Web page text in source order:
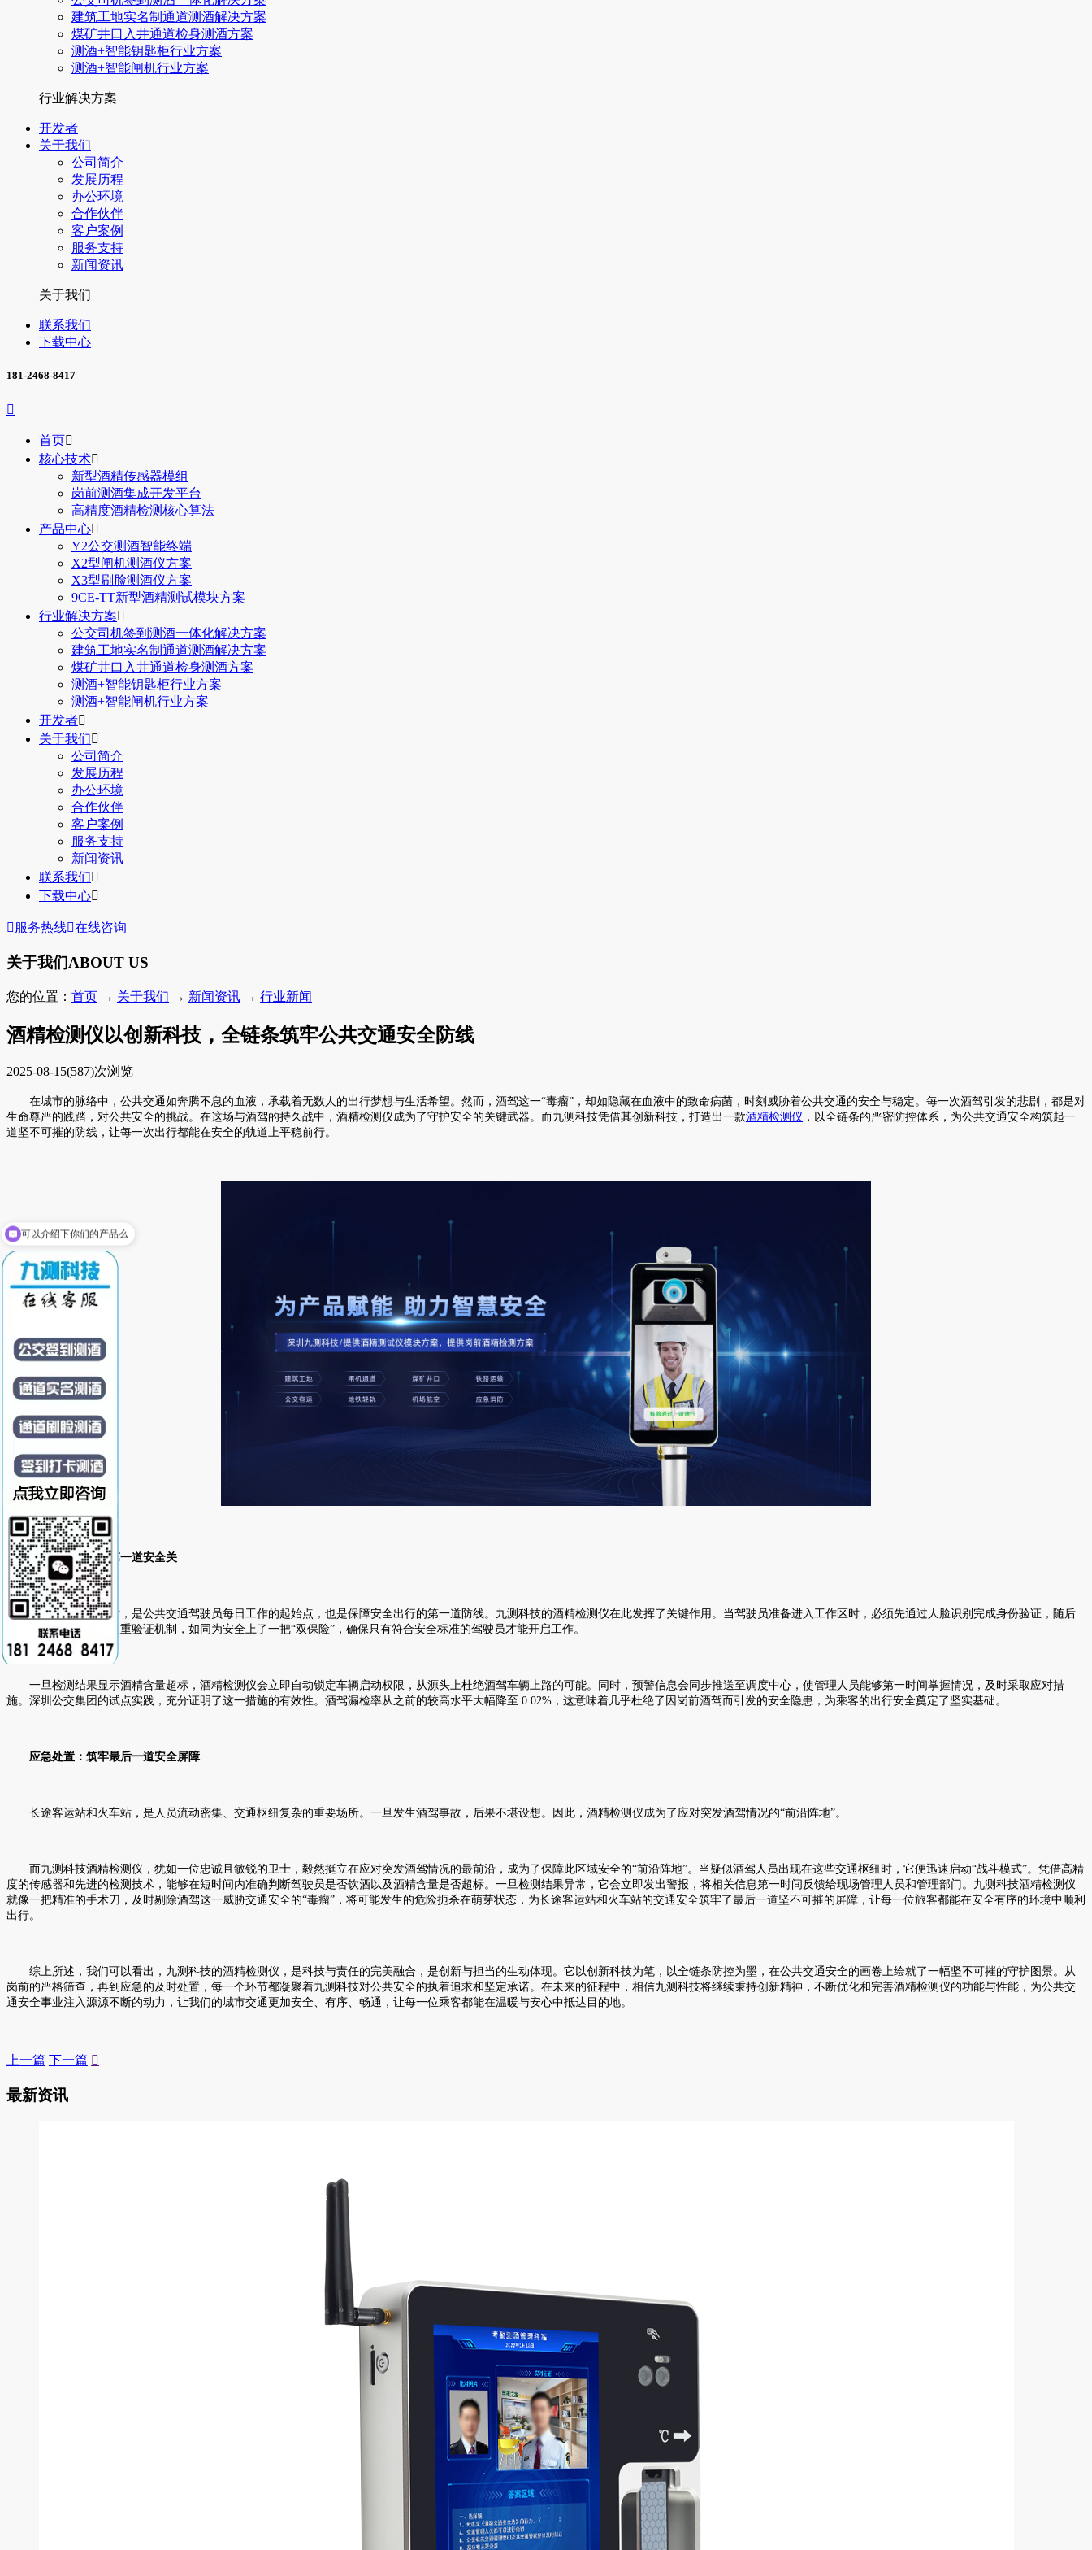
建筑工地实名制通道测酒解决方案
煤矿井口入井通道检身测酒方案
测酒+智能钥匙柜行业方案
测酒+智能闸机行业方案
行业解决方案
开发者
关于我们
公司简介
发展历程
办公环境
合作伙伴
客户案例
服务支持
新闻资讯
关于我们
联系我们
下载中心
181-2468-8417

首页
核心技术
新型酒精传感器模组
岗前测酒集成开发平台
高精度酒精检测核心算法
产品中心
Y2公交测酒智能终端
X2型闸机测酒仪方案
X3型刷脸测酒仪方案
9CE-TT新型酒精测试模块方案
行业解决方案
公交司机签到测酒一体化解决方案
建筑工地实名制通道测酒解决方案
煤矿井口入井通道检身测酒方案
测酒+智能钥匙柜行业方案
测酒+智能闸机行业方案
开发者
关于我们
公司简介
发展历程
办公环境
合作伙伴
客户案例
服务支持
新闻资讯
联系我们
下载中心
 服务热线在线咨询
关于我们ABOUT US
您的位置： 首页 → 关于我们 → 新闻资讯 → 行业新闻
酒精检测仪以创新科技，全链条筑牢公共交通安全防线
2025-08-15(587)次浏览
在城市的脉络中，公共交通如奔腾不息的血液，承载着无数人的出行梦想与生活希望。然而，酒驾这一“毒瘤”，却如隐藏在血液中的致命病菌，时刻威胁着公共交通的安全与稳定。每一次酒驾引发的悲剧，都是对
生命尊严的践踏，对公共安全的挑战。在这场与酒驾的持久战中，酒精检测仪成为了守护安全的关键武器。而九测科技凭借其创新科技，打造出一款酒精检测仪 ，以全链条的严密防控体系，为公共交通安全构筑起一
道坚不可摧的防线，让每一次出行都能在安全的轨道上平稳前行。
岗前筛查：严把第一道安全关
公交场站和地铁站，是公共交通驾驶员每日工作的起始点，也是保障安全出行的第一道防线。九测科技的酒精检测仪在此发挥了关键作用。当驾驶员准备进入工作区时，必须先通过人脸识别完成身份验证，随后
进行酒精检测。这一双重验证机制，如同为安全上了一把“双保险”，确保只有符合安全标准的驾驶员才能开启工作。
一旦检测结果显示酒精含量超标，酒精检测仪会立即自动锁定车辆启动权限，从源头上杜绝酒驾车辆上路的可能。同时，预警信息会同步推送至调度中心，使管理人员能够第一时间掌握情况，及时采取应对措
施。深圳公交集团的试点实践，充分证明了这一措施的有效性。酒驾漏检率从之前的较高水平大幅降至 0.02%，这意味着几乎杜绝了因岗前酒驾而引发的安全隐患，为乘客的出行安全奠定了坚实基础。
应急处置：筑牢最后一道安全屏障
长途客运站和火车站，是人员流动密集、交通枢纽复杂的重要场所。一旦发生酒驾事故，后果不堪设想。因此，酒精检测仪成为了应对突发酒驾情况的“前沿阵地”。
而九测科技酒精检测仪，犹如一位忠诚且敏锐的卫士，毅然挺立在应对突发酒驾情况的最前沿，成为了保障此区域安全的“前沿阵地”。当疑似酒驾人员出现在这些交通枢纽时，它便迅速启动“战斗模式”。凭借高精
度的传感器和先进的检测技术，能够在短时间内准确判断驾驶员是否饮酒以及酒精含量是否超标。一旦检测结果异常，它会立即发出警报，将相关信息第一时间反馈给现场管理人员和管理部门。九测科技酒精检测仪
就像一把精准的手术刀，及时剔除酒驾这一威胁交通安全的“毒瘤”，将可能发生的危险扼杀在萌芽状态，为长途客运站和火车站的交通安全筑牢了最后一道坚不可摧的屏障，让每一位旅客都能在安全有序的环境中顺利
出行。
综上所述，我们可以看出，九测科技的酒精检测仪，是科技与责任的完美融合，是创新与担当的生动体现。它以创新科技为笔，以全链条防控为墨，在公共交通安全的画卷上绘就了一幅坚不可摧的守护图景。从
岗前的严格筛查，再到应急的及时处置，每一个环节都凝聚着九测科技对公共安全的执着追求和坚定承诺。在未来的征程中，相信九测科技将继续秉持创新精神，不断优化和完善酒精检测仪的功能与性能，为公共交
通安全事业注入源源不断的动力，让我们的城市交通更加安全、有序、畅通，让每一位乘客都能在温暖与安心中抵达目的地。
上一篇 下一篇 
最新资讯
可以介绍下你们的产品么